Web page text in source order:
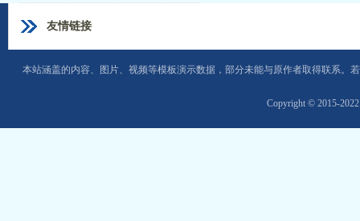
友情链接
本站涵盖的内容、图片、视频等模板演示数据，部分未能与原作者取得联系。
Copyright © 2015-